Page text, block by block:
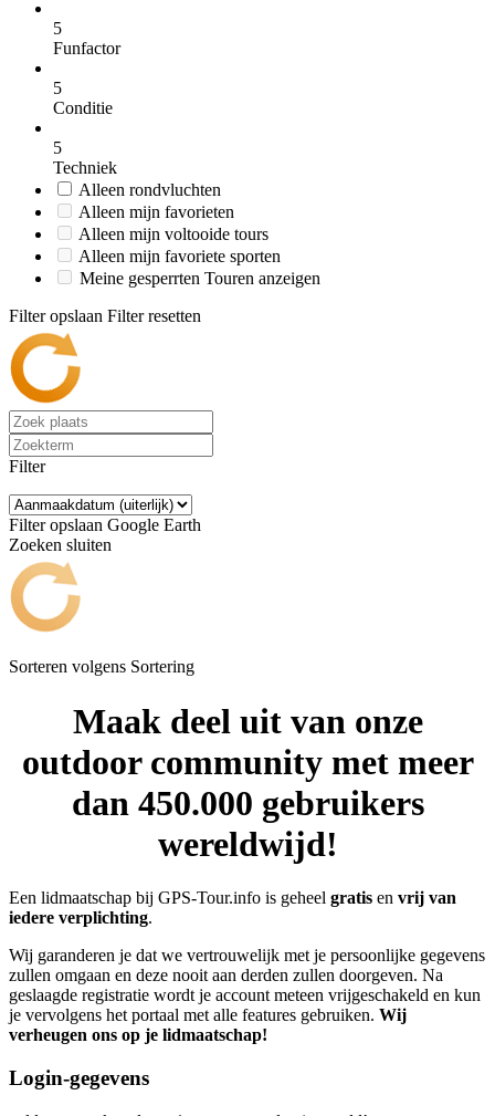
5
Funfactor
5
Conditie
5
Techniek
Alleen rondvluchten
Alleen mijn favorieten
Alleen mijn voltooide tours
Alleen mijn favoriete sporten
Meine gesperrten Touren anzeigen
Filter opslaan Filter resetten
Filter
Filter opslaan Google Earth
Zoeken sluiten
Sorteren volgens Sortering
Maak deel uit van onze
outdoor community met meer
dan 450.000 gebruikers
wereldwijd!
Een lidmaatschap bij GPS-Tour.info is geheel gratis en vrij van
iedere verplichting.
Wij garanderen je dat we vertrouwelijk met je persoonlijke gegevens
zullen omgaan en deze nooit aan derden zullen doorgeven. Na
geslaagde registratie wordt je account meteen vrijgeschakeld en kun
je vervolgens het portaal met alle features gebruiken. Wij
verheugen ons op je lidmaatschap!
Login-gegevens